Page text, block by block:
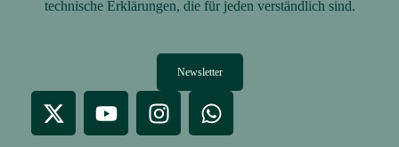
technische Erklärungen, die für jeden verständlich sind.
Newsletter